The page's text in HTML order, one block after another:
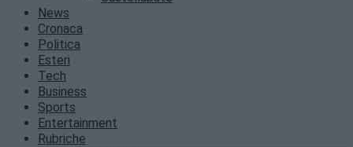
News
Cronaca
Politica
Esteri
Tech
Business
Sports
Entertainment
Rubriche